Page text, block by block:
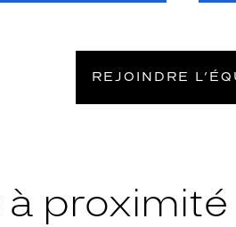
REJOINDRE
à proximité